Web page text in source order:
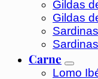
Gildas
Gildas
Carne
Lomo